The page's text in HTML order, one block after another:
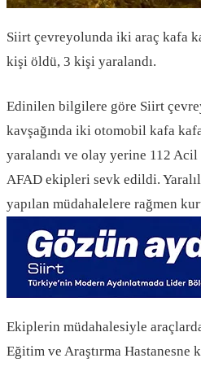
Siirt çevreyolunda iki araç kafa
kişi öldü, 3 kişi yaralandı.
Edinilen bilgilere göre Siirt
kavşağında iki otomobil kafa
yaralandı ve olay yerine 112
AFAD ekipleri sevk edildi.
yapılan müdahalelere rağmen
Ekiplerin müdahalesiyle
Eğitim ve Araştırma Hastanesne